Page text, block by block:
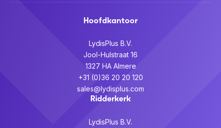
Hoofdkantoor
LydisPlus B.V.
Jool-Hulstraat 16
1327 HA Almere
+31 (0)36 20 20 120
sales@lydisplus.com
Ridderkerk
LydisPlus B.V.